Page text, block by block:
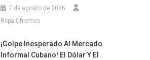
7 de agosto de 2026
Repa Chismes
¡Golpe Inesperado Al Mercado
Informal Cubano! El Dólar Y El